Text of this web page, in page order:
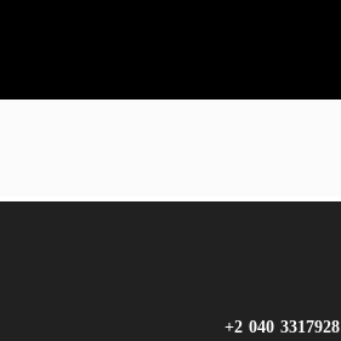
3317928 040 2+